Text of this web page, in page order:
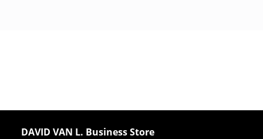
DAVID VAN L. Business Store